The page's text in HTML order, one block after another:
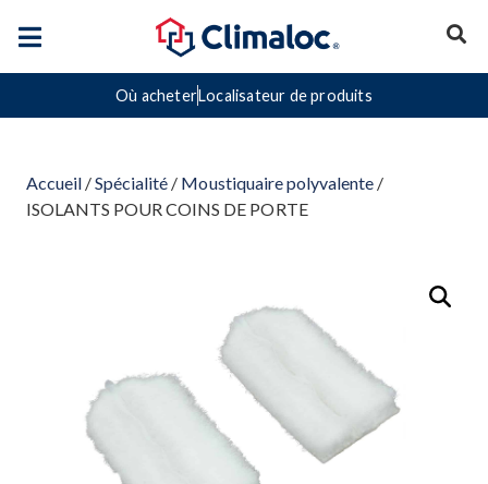
Où acheterLocalisateur de produits
Accueil /Spécialité / Moustiquaire polyvalente/
ISOLANTS POUR COINS DE PORTE